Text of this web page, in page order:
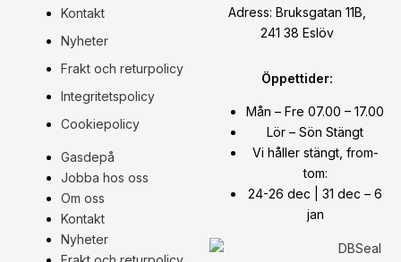
Kontakt
Nyheter
Frakt och returpolicy
Integritetspolicy
Cookiepolicy
Gasdepå
Jobba hos oss
Om oss
Kontakt
Nyheter
Adress: Bruksgatan 11B,
241 38 Eslöv
Öppettider:
Mån – Fre 07.00 – 17.00
Lör – Sön Stängt
Vi håller stängt, from-
tom:
24-26 dec | 31 dec – 6
jan